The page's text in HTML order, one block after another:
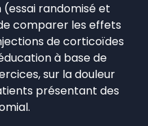
randomisé et
comparer les effets
de corticoïdes
à base de
sur la douleur
présentant des